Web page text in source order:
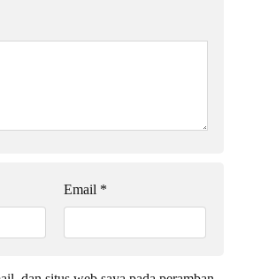
Email *